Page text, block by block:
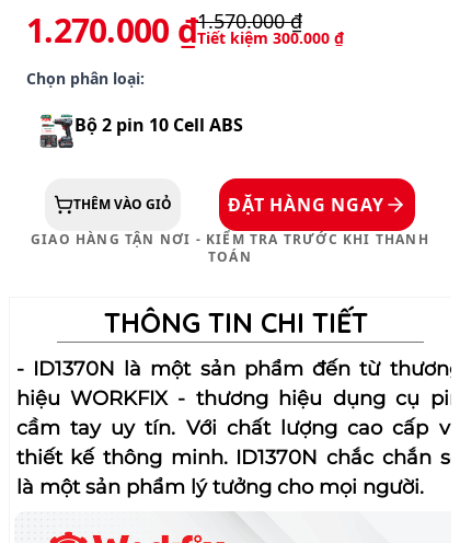
1.270.000 ₫1.570.000 ₫
Tiết kiệm 300.000 ₫
Chọn phân loại:
Bộ 2 pin 10 Cell ABS
THÊM VÀO GIỎ ĐẶT HÀNG NGAY
GIAO HÀNG TẬN NƠI - KIỂM TRA TRƯỚC KHI THANH
TOÁN
- ID1370N là một sản phẩm đến từ thương
hiệu WORKFIX - thương hiệu dụng cụ pin
cầm tay uy tín. Với chất lượng cao cấp và
thiết kế thông minh. ID1370N chắc chắn sẽ
là một sản phẩm lý tưởng cho mọi người.
THÔNG TIN CHI TIẾT